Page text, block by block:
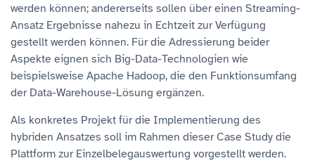
werden können; andererseits sollen über einen Streaming-
Ansatz Ergebnisse nahezu in Echtzeit zur Verfügung
gestellt werden können. Für die Adressierung beider
Aspekte eignen sich Big-Data-Technologien wie
beispielsweise Apache Hadoop, die den Funktionsumfang
der Data-Warehouse-Lösung ergänzen.
Als konkretes Projekt für die Implementierung des
hybriden Ansatzes soll im Rahmen dieser Case Study die
Plattform zur Einzelbelegauswertung vorgestellt werden.